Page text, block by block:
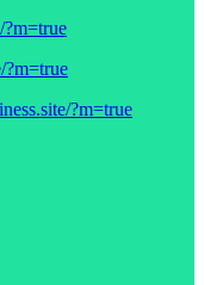
?m=true
?m=true
?m=true